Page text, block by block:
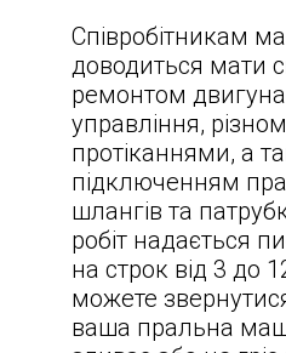
Співробітникам
доводиться мати
ремонтом
управління,
протіканнями, а
підключенням
шлангів та
робіт надається
на строк від 3 до
можете
ваша пральна